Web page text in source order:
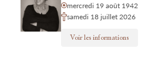
mercredi 19 août 1942
samedi 18 juillet 2026
Voir les informations